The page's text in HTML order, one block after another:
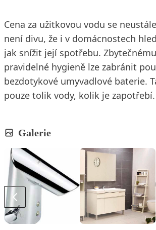
Cena za užitkovou vodu se
není divu, že i v domácnostech
jak snížit její spotřebu.
pravidelné hygieně lze zabránit
bezdotykové umyvadlové baterie.
pouze tolik vody, kolik je zapotřebí.
Galerie